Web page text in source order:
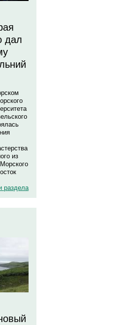
дал
из
раздела